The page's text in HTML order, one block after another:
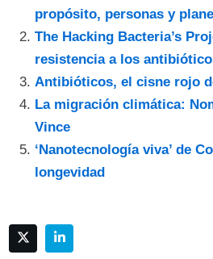
propósito, personas y
The Hacking Bacteria’s
resistencia a los
Antibióticos, el cisne rojo
La migración climática:
Vince
‘Nanotecnología viva’ de
longevidad